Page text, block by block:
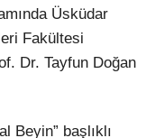
Dribbble
Üsküdar
Fakültesi
Dr. Tayfun Doğan
Beyin” başlıklı